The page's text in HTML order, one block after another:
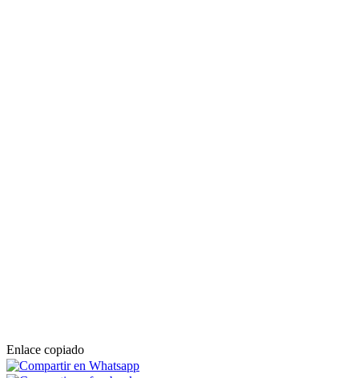
Enlace copiado